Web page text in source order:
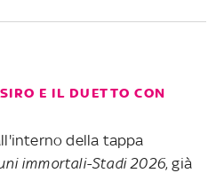
E IL DUETTO CON
della tappa
immortali-Stadi 2026, già